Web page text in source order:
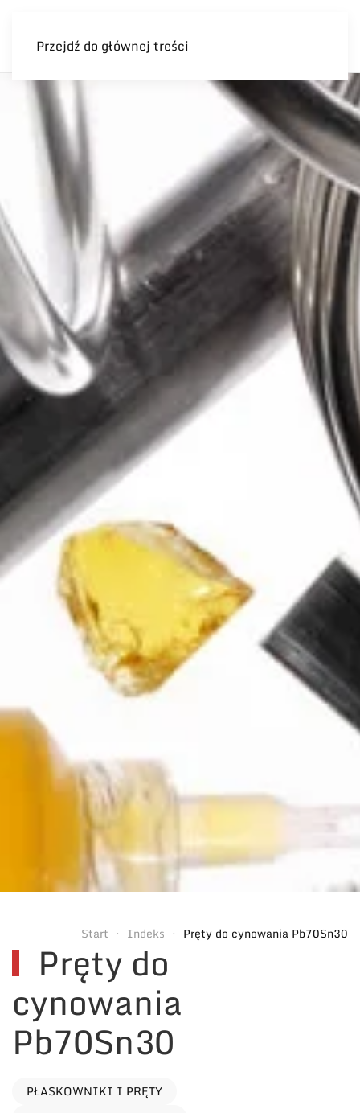
Przejdź do głównej treści
Start Indeks Pręty do cynowania Pb70Sn30
Pręty do
cynowania
Pb70Sn30
PŁASKOWNIKI I PRĘTY